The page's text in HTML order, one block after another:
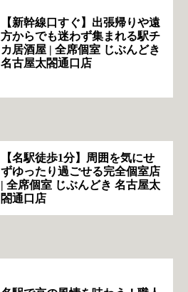
【新幹線口すぐ】出張帰りや遠
方からでも迷わず集まれる駅チ
カ居酒屋 | 全席個室 じぶんどき
名古屋太閤通口店
【名駅徒歩1分】周囲を気にせ
ずゆったり過ごせる完全個室店
| 全席個室 じぶんどき 名古屋太
閤通口店